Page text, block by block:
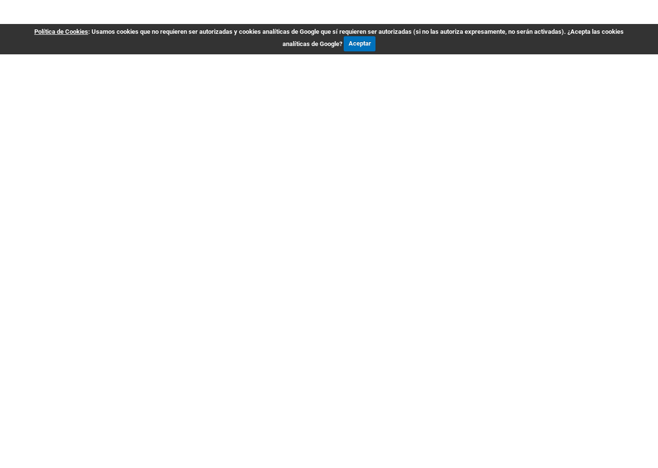
Política de Cookies: Usamos cookies que no requieren ser autorizadas y cookies analíticas de Google que sí requieren ser autorizadas (si no las autoriza expresamente, no serán activadas). ¿Acepta las cookies
analíticas de Google?
Aceptar